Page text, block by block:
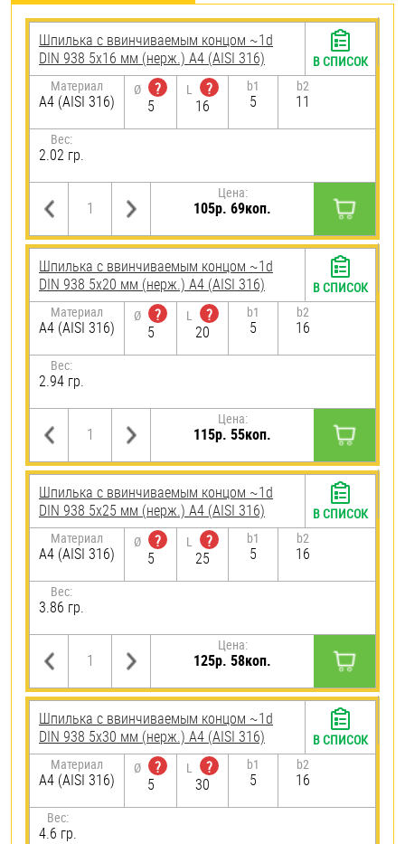
Шпилька c ввинчиваемым концом ~1d
DIN 938 5х16 мм (нерж.) A4 (AISI 316)
Материал
A4 (AISI 316)
Ø
?
5
L
?
16
b1
5
b2
11
Вес:
2.02 гр.
Цена:
105р. 69коп.
В СПИСОК
Шпилька c ввинчиваемым концом ~1d
DIN 938 5х20 мм (нерж.) A4 (AISI 316)
Материал
A4 (AISI 316)
Ø
?
5
L
?
20
b1
5
b2
16
Вес:
2.94 гр.
Цена:
115р. 55коп.
В СПИСОК
Шпилька c ввинчиваемым концом ~1d
DIN 938 5х25 мм (нерж.) A4 (AISI 316)
Материал
A4 (AISI 316)
Ø
?
5
L
?
25
b1
5
b2
16
Вес:
3.86 гр.
Цена:
125р. 58коп.
В СПИСОК
Шпилька c ввинчиваемым концом ~1d
DIN 938 5х30 мм (нерж.) A4 (AISI 316)
Материал
A4 (AISI 316)
Ø
?
5
L
?
30
b1
5
b2
16
Вес:
4.6 гр.
В СПИСОК